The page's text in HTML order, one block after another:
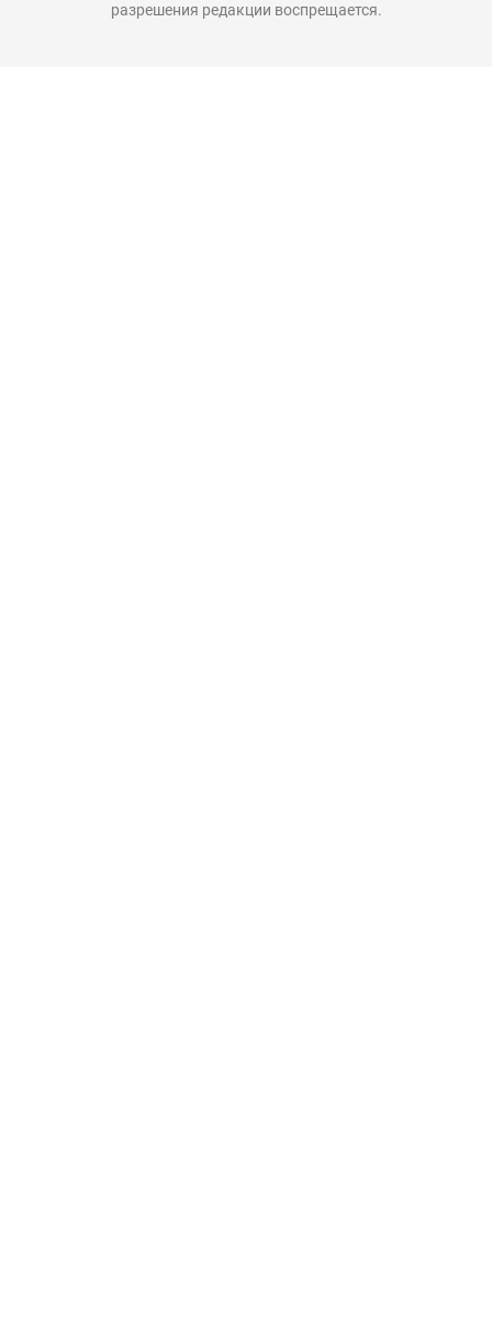
разрешения редакции воспрещается.